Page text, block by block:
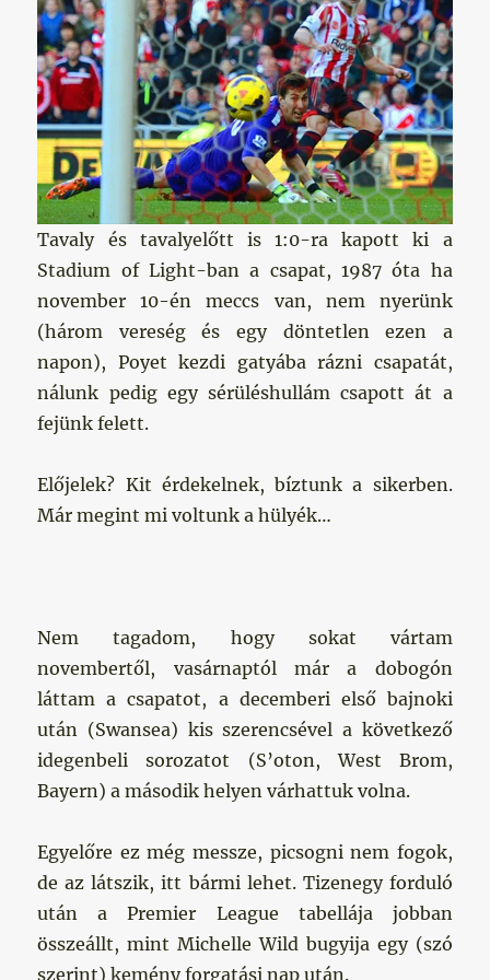
Tavaly és tavalyelőtt is 1:0-ra kapott ki a
Stadium of Light-ban a csapat, 1987 óta ha
november 10-én meccs van, nem nyerünk
(három vereség és egy döntetlen ezen a
napon), Poyet kezdi gatyába rázni csapatát,
nálunk pedig egy sérüléshullám csapott át a
fejünk felett.
Előjelek? Kit érdekelnek, bíztunk a sikerben.
Már megint mi voltunk a hülyék…
Nem tagadom, hogy sokat vártam
novembertől, vasárnaptól már a dobogón
láttam a csapatot, a decemberi első bajnoki
után (Swansea) kis szerencsével a következő
idegenbeli sorozatot (S’oton, West Brom,
Bayern) a második helyen várhattuk volna.
Egyelőre ez még messze, picsogni nem fogok,
de az látszik, itt bármi lehet. Tizenegy forduló
után a Premier League tabellája jobban
összeállt, mint Michelle Wild bugyija egy (szó
szerint) kemény forgatási nap után.